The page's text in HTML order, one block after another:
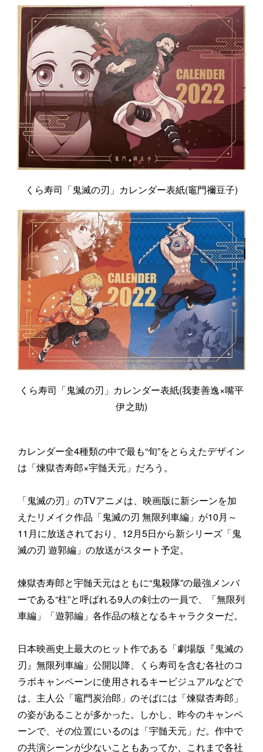
くら寿司「鬼滅の刃」カレンダー表紙(竈門禰豆子)
くら寿司「鬼滅の刃」カレンダー表紙(我妻善逸×嘴平
伊之助)
カレンダー全4種類の中で最も“旬”をとらえたデザイン
は「煉獄杏寿郎×宇髄天元」だろう。
「鬼滅の刃」のTVアニメは、映画版に新シーンを加
えたリメイク作品「鬼滅の刃 無限列車編」が10月～
11月に放送されており、12月5日から新シリーズ「鬼
滅の刃 遊郭編」の放送がスタート予定。
煉獄杏寿郎と宇髄天元はともに“鬼殺隊”の最強メンバ
ーである“柱”と呼ばれる9人の剣士の一員で、「無限列
車編」「遊郭編」各作品の核となるキャラクターだ。
日本映画史上最大のヒット作である「劇場版『鬼滅の
刃』無限列車編」公開以降、くら寿司を含む各社のコ
ラボキャンペーンに使用されるキービジュアルなどで
は、主人公「竈門炭治郎」のそばには「煉獄杏寿郎」
の姿があることが多かった。しかし、昨今のキャンペ
ーンで、その位置にいるのは「宇髄天元」だ。作中で
の共演シーンが少ないこともあってか、これまで各社